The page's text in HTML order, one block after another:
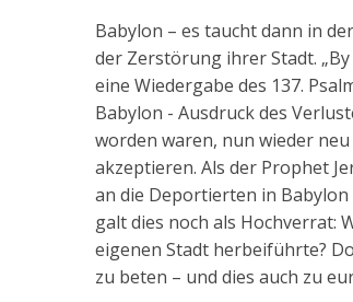
Babylon – es taucht dann in
der Zerstörung ihrer Stadt.
eine Wiedergabe des 137.
Babylon - Ausdruck des
worden waren, nun wieder
akzeptieren. Als der Prophet
an die Deportierten in Babylon
galt dies noch als Hochverrat:
eigenen Stadt herbeiführte?
zu beten – und dies auch zu